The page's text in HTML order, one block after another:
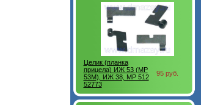
Целик (планка
прицела) ИЖ 53 (MP
53M), ИЖ 38, МР 512
52773
95 руб.